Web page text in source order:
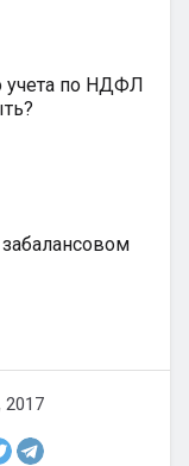
учета по НДФЛ
2017